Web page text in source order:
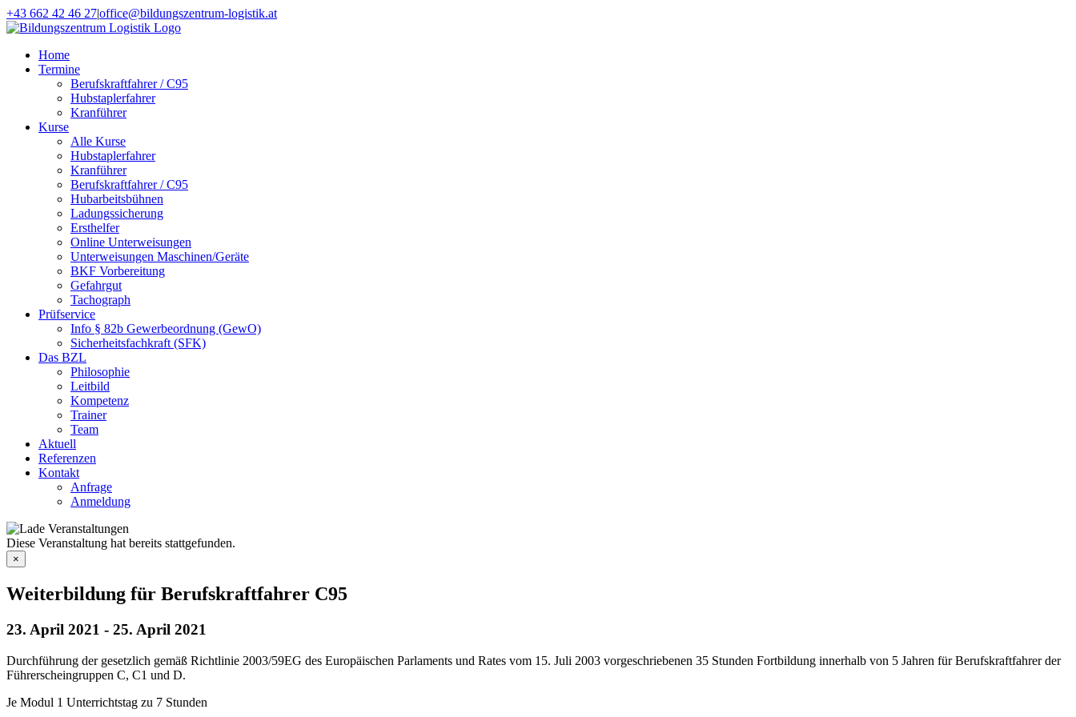
Zum
Inhalt
+43 662 42 46 27|office@bildungszentrum-logistik.at
Facebook
E-
Home
Termine
Berufskraftfahrer / C95
Hubstaplerfahrer
Kranführer
Kurse
Alle Kurse
Hubstaplerfahrer
Kranführer
Berufskraftfahrer / C95
Hubarbeitsbühnen
Ladungssicherung
Ersthelfer
Online Unterweisungen
Unterweisungen Maschinen/Geräte
BKF Vorbereitung
Gefahrgut
Tachograph
Prüfservice
Info § 82b Gewerbeordnung (GewO)
Sicherheitsfachkraft (SFK)
Das BZL
Philosophie
Leitbild
Kompetenz
Trainer
Team
Aktuell
Referenzen
Kontakt
Anfrage
Anmeldung
Diese Veranstaltung hat bereits stattgefunden.
×
Weiterbildung für Berufskraftfahrer C95
23. April 2021 - 25. April 2021
Durchführung der gesetzlich gemäß Richtlinie 2003/59EG des Europäischen Parlaments und Rates vom 15. Juli 2003 vorgeschriebenen 35 Stunden Fortbildung innerhalb von 5 Jahren für Berufskraftfahrer der
Führerscheingruppen C, C1 und D.
Je Modul 1 Unterrichtstag zu 7 Stunden